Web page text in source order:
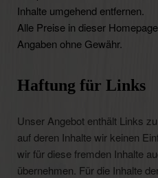
Inhalte umgehend entfernen.
Alle Preise in dieser
Angaben ohne Gewähr.
Haftung für Links
Unser Angebot enthält Links
auf deren Inhalte wir keinen
wir für diese fremden Inhalte
übernehmen. Für die Inhalte